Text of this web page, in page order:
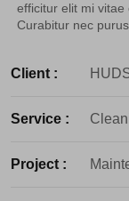
efficitur elit mi vitae
Curabitur nec
Client :
Service :
Project :